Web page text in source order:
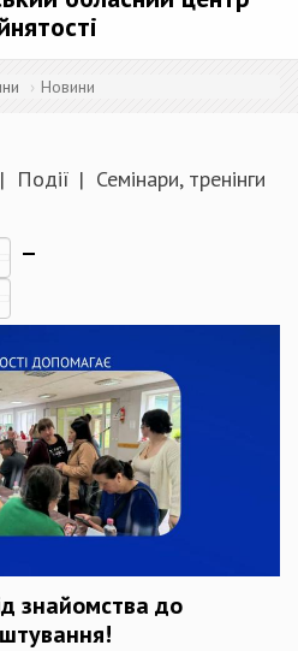
Новини
Події Семінари, тренінги
знайомства до